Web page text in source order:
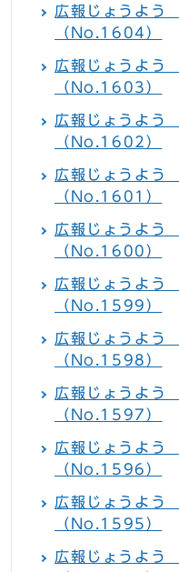
広報じょうよ
（No.1604）
広報じょうよ
（No.1603）
広報じょうよ
（No.1602）
広報じょうよ
（No.1601）
広報じょうよ
（No.1600）
広報じょうよ
（No.1599）
広報じょうよ
（No.1598）
広報じょうよ
（No.1597）
広報じょうよ
（No.1596）
広報じょうよ
（No.1595）
広報じょうよ